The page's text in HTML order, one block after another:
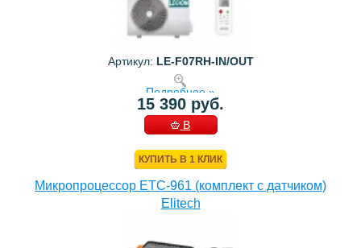
Артикул: LE-F07RH-IN/OUT
Подробнее »
15 390 руб.
В
КУПИТЬ В 1 КЛИК
Микропроцессор ETC-961 (комплект c датчиком)
Elitech